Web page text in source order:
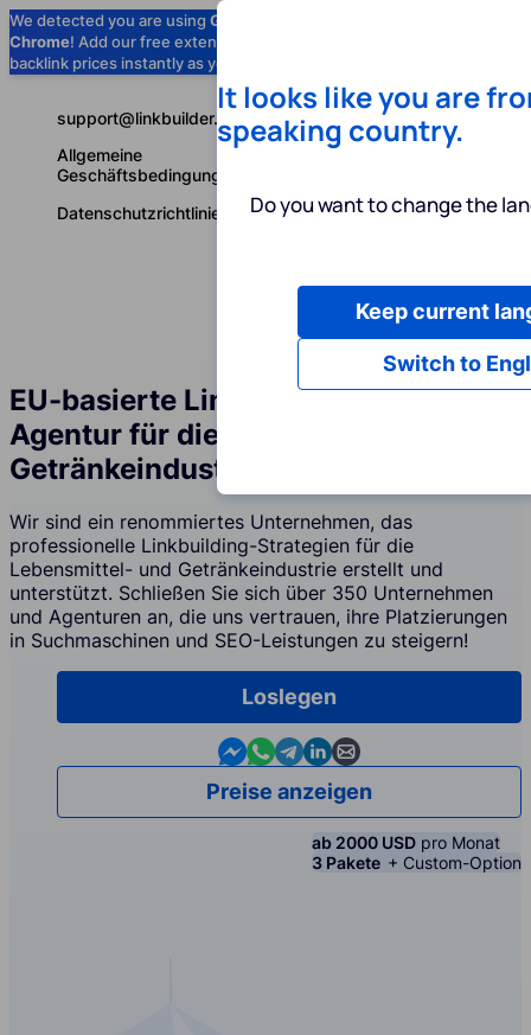
We detected you are using Google
Chrome! Add our free extension to check
backlink prices instantly as you browse.
Deutsch
support@linkbuilder.com
Allgemeine
Geschäftsbedingungen
Datenschutzrichtlinie
EU-basierte Linkbuilding-Services-
Agentur für die Lebensmittel- und
Getränkeindustrie
Wir sind ein renommiertes Unternehmen, das
professionelle Linkbuilding-Strategien für die
Lebensmittel- und Getränkeindustrie erstellt und
unterstützt. Schließen Sie sich über 350 Unternehmen
und Agenturen an, die uns vertrauen, ihre Platzierungen
in Suchmaschinen und SEO-Leistungen zu steigern!
Loslegen
Contact us in Messenger
Contact us in WhatsApp
Contact us in Telegram
Contact us in Linkedin
Contact us by email
Preise anzeigen
ab 2000 USD pro Monat
3 Pakete + Custom-Option
It looks like you are
speaking country.
Do you want to change the
Switch to
Keep current